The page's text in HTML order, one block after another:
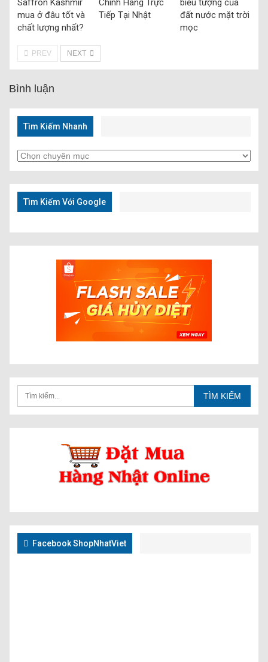
Saffron Kashmir
mua ở đâu tốt và
chất lượng nhất?
Chính Hãng Trực
Tiếp Tại Nhật
biểu tượng của
đất nước mặt trời
mọc
PREV NEXT
Bình luận
Tìm Kiếm Nhanh
Tìm
Kiếm
Nhanh
Tìm Kiếm Với Google
Facebook ShopNhatViet